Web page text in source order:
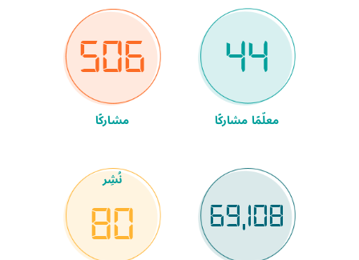
44
معلّمًا مشاركًا
506
مشاركًا
69,108
نُشِر
80